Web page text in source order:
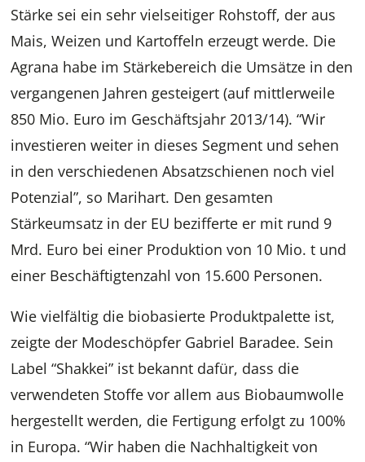
Stärke sei ein sehr vielseitiger Rohstoff, der aus
Mais, Weizen und Kartoffeln erzeugt werde. Die
Agrana habe im Stärkebereich die Umsätze in den
vergangenen Jahren gesteigert (auf mittlerweile
850 Mio. Euro im Geschäftsjahr 2013/14). “Wir
investieren weiter in dieses Segment und sehen
in den verschiedenen Absatzschienen noch viel
Potenzial”, so Marihart. Den gesamten
Stärkeumsatz in der EU bezifferte er mit rund 9
Mrd. Euro bei einer Produktion von 10 Mio. t und
einer Beschäftigtenzahl von 15.600 Personen.
Wie vielfältig die biobasierte Produktpalette ist,
zeigte der Modeschöpfer Gabriel Baradee. Sein
Label “Shakkei” ist bekannt dafür, dass die
verwendeten Stoffe vor allem aus Biobaumwolle
hergestellt werden, die Fertigung erfolgt zu 100%
in Europa. “Wir haben die Nachhaltigkeit von